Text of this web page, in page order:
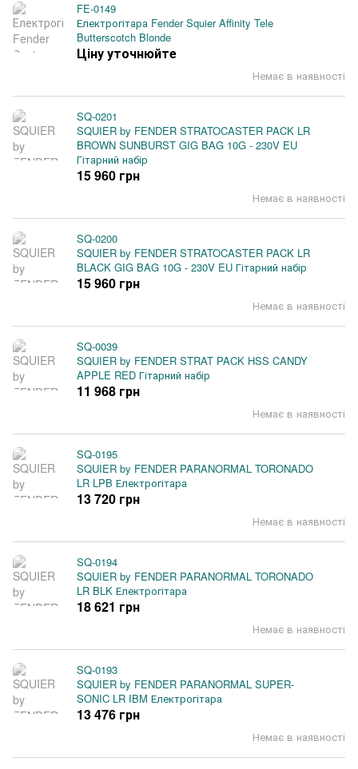
FE-0149
Електрогітара Fender Squier Affinity Tele
Butterscotch Blonde
Немає в наявності
Ціну уточнюйте
SQ-0201
SQUIER by FENDER STRATOCASTER PACK LR
BROWN SUNBURST GIG BAG 10G - 230V EU
Гітарний набір
Немає в наявності
15 960 грн
SQ-0200
SQUIER by FENDER STRATOCASTER PACK LR
BLACK GIG BAG 10G - 230V EU Гітарний набір
Немає в наявності
15 960 грн
SQ-0039
SQUIER by FENDER STRAT PACK HSS CANDY
APPLE RED Гітарний набір
Немає в наявності
11 968 грн
SQ-0195
SQUIER by FENDER PARANORMAL TORONADO
LR LPB Електрогітара
Немає в наявності
13 720 грн
SQ-0194
SQUIER by FENDER PARANORMAL TORONADO
LR BLK Електрогітара
Немає в наявності
18 621 грн
SQ-0193
SQUIER by FENDER PARANORMAL SUPER-
SONIC LR IBM Електрогітара
Немає в наявності
13 476 грн